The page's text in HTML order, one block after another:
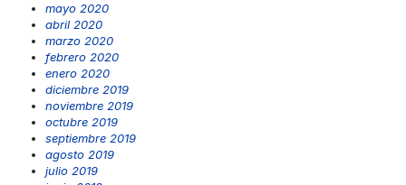
mayo 2020
abril 2020
marzo 2020
febrero 2020
enero 2020
diciembre 2019
noviembre 2019
octubre 2019
septiembre 2019
agosto 2019
julio 2019